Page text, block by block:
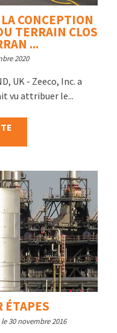
CONCEPTION
TERRAIN CLOS
...
2020
UK - Zeeco, Inc. a
vu attribuer le...
ÉTAPES
30 novembre 2016